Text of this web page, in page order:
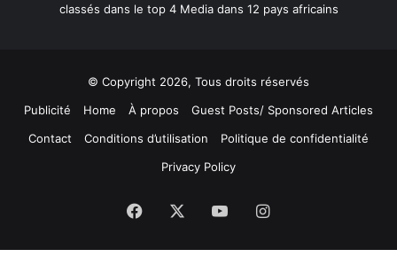
classés dans le top 4 Media dans 12 pays africains
© Copyright 2026, Tous droits réservés
Publicité
Home À propos
Guest Posts/ Sponsored Articles
Contact
Conditions d’utilisation
Politique de confidentialité
Privacy Policy
Facebook YouTubeInstagram